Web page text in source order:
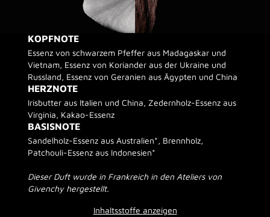
KOPFNOTE
Essenz von schwarzem Pfeffer aus Madagaskar und
Vietnam, Essenz von Koriander aus der Ukraine und
Russland, Essenz von Geranien aus Ägypten und China
HERZNOTE
Irisbutter aus Italien und China, Zedernholz-Essenz aus
Virginia, Kakao-Essenz
BASISNOTE
Sandelholz-Essenz aus Australien*, Brennholz,
Patchouli-Essenz aus Indonesien*
Dieser Duft wurde in Frankreich in den Ateliers von
Givenchy hergestellt.
Inhaltsstoffe anzeigen